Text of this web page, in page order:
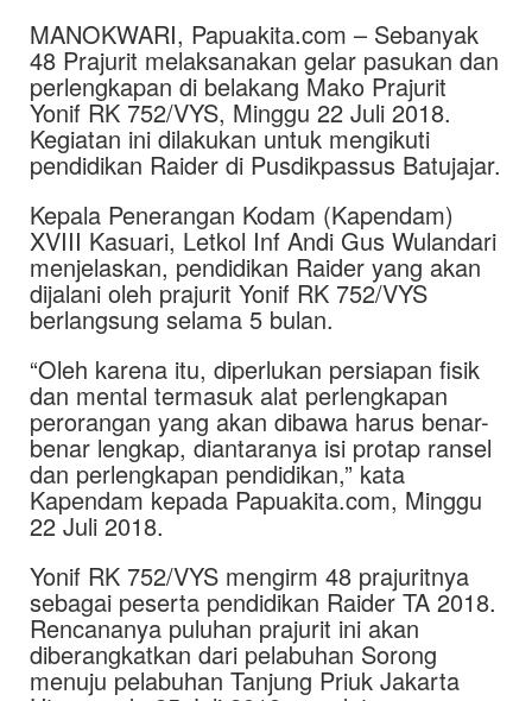
MANOKWARI, Papuakita.com – Sebanyak
48 Prajurit melaksanakan gelar pasukan dan
perlengkapan di belakang Mako Prajurit
Yonif RK 752/VYS, Minggu 22 Juli 2018.
Kegiatan ini dilakukan untuk mengikuti
pendidikan Raider di Pusdikpassus Batujajar.
Kepala Penerangan Kodam (Kapendam)
XVIII Kasuari, Letkol Inf Andi Gus Wulandari
menjelaskan, pendidikan Raider yang akan
dijalani oleh prajurit Yonif RK 752/VYS
berlangsung selama 5 bulan.
“Oleh karena itu, diperlukan persiapan fisik
dan mental termasuk alat perlengkapan
perorangan yang akan dibawa harus benar-
benar lengkap, diantaranya isi protap ransel
dan perlengkapan pendidikan,” kata
Kapendam kepada Papuakita.com, Minggu
22 Juli 2018.
Yonif RK 752/VYS mengirm 48 prajuritnya
sebagai peserta pendidikan Raider TA 2018.
Rencananya puluhan prajurit ini akan
diberangkatkan dari pelabuhan Sorong
menuju pelabuhan Tanjung Priuk Jakarta